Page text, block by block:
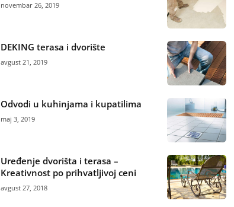
novembar 26, 2019
DEKING terasa i dvorište
avgust 21, 2019
Odvodi u kuhinjama i kupatilima
maj 3, 2019
Uređenje dvorišta i terasa –
Kreativnost po prihvatljivoj ceni
avgust 27, 2018